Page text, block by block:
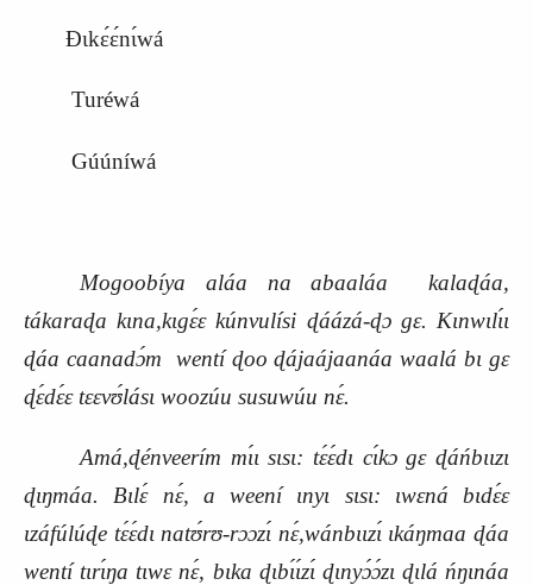
Ɖɩkɛ́ɛ́nɩ́wá
Turéwá
Gúúníwá
Mogoobíya aláa na abaaláa kalaɖáa,
tákaraɖa kɩna,kɩgɛ́ɛ kúnvulísi ɖáázá-ɖɔ gɛ. Kɩnwɩlɩ́ɩ
ɖáa caanadɔ́m wentí ɖoo ɖájaájaanáa waalá bɩ gɛ
ɖɛ́dɛ́ɛ tɛɛvʊ́lásɩ woozúu susuwúu nɛ́.
Amá,ɖénveerím mɩ́ɩ sɩsɩ: tɛ́ɛ́dɩ cɩ́kɔ gɛ ɖáńbɩɩzɩ
ɖɩŋmáa. Bɩlɛ́ nɛ́, a weení ɩnyɩ sɩsɩ: ɩwɛná bɩdɛ́ɛ
ɩzáfúlúɖe tɛ́ɛ́dɩ natʊ́rʊ-rɔɔzɩ́ nɛ́,wánbɩɩzɩ́ ɩkáŋmaa ɖáa
wentí tɩrɩ́ŋa tɩwɛ nɛ́, bɩka ɖɩbɩ́ɩ́zɩ́ ɖɩnyɔ́ɔ́zɩ ɖɩlá ńŋɩnáa